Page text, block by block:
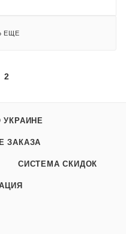
ЕЩЕ
2
УКРАИНЕ
ЗАКАЗА
СИСТЕМА СКИДОК